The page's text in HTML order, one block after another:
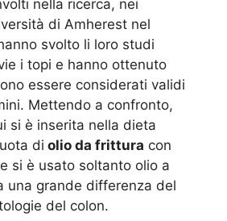
nella ricerca, nei
di Amherest nel
svolto li loro studi
i topi e hanno ottenuto
essere considerati validi
Mettendo a confronto,
si è inserita nella dieta
di olio da frittura con
si è usato soltanto olio a
una grande differenza del
del colon.